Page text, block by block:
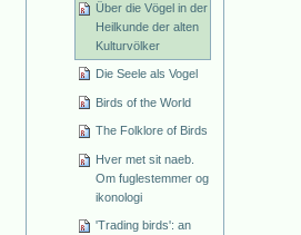
Über die Vögel in der
Heilkunde der alten
Kulturvölker
Die Seele als Vogel
Birds of the World
The Folklore of Birds
Hver met sit naeb.
Om fuglestemmer og
ikonologi
'Trading birds': an